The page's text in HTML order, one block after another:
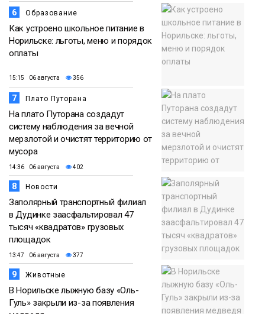
6 Образование
Как устроено школьное питание в
Норильске: льготы, меню и порядок
оплаты
15:15 06 августа 356
7 Плато Путорана
На плато Путорана создадут
систему наблюдения за вечной
мерзлотой и очистят территорию от
мусора
14:36 06 августа 402
8 Новости
Заполярный транспортный филиал
в Дудинке заасфальтировал 47
тысяч «квадратов» грузовых
площадок
13:47 06 августа 377
9 Животные
В Норильске лыжную базу «Оль-
Гуль» закрыли из-за появления